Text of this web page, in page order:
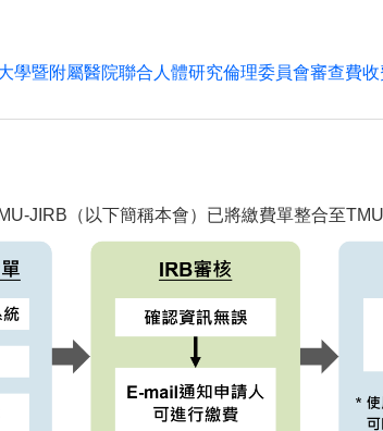
學暨附屬醫院聯合人體研究倫理委員會審查費
JIRB（以下簡稱本會）已將繳費單整合至